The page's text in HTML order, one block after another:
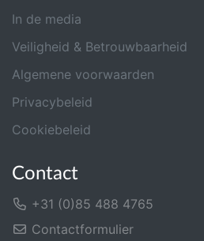
In de media
Veiligheid & Betrouwbaarheid
Algemene voorwaarden
Privacybeleid
Cookiebeleid
Contact
+31 (0)85 488 4765
Contactformulier